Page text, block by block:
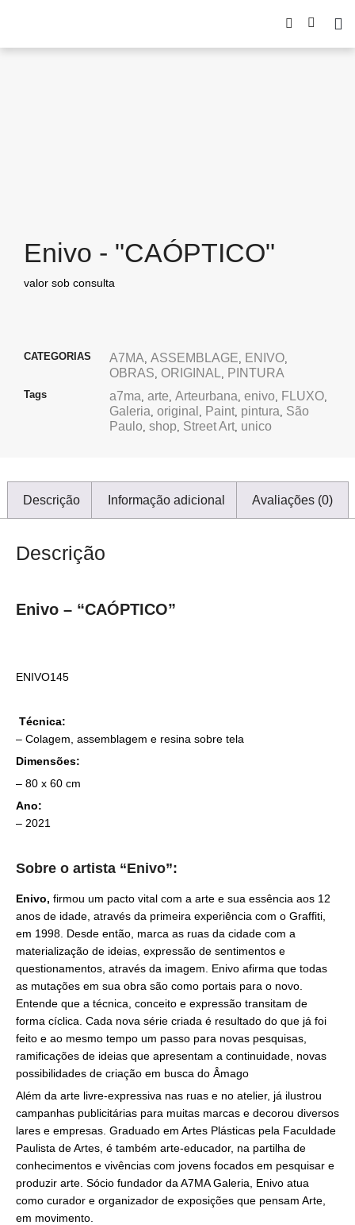
Enivo - "CAÓPTICO"
valor sob consulta
CATEGORIAS A7MA, ASSEMBLAGE, ENIVO,
OBRAS, ORIGINAL, PINTURA
Tags a7ma, arte, Arteurbana, enivo, FLUXO,
Galeria, original , Paint, pintura, São
Paulo, shop, Street Art, unico
Descrição Informação adicional Avaliações (0)
Descrição
Enivo – “CAÓPTICO”
ENIVO145
Técnica:
– Colagem, assemblagem e resina sobre tela
Dimensões:
– 80 x 60 cm
Ano:
– 2021
Sobre o artista “Enivo”:
Enivo, firmou um pacto vital com a arte e sua essência aos 12
anos de idade, através da primeira experiência com o Graffiti,
em 1998. Desde então, marca as ruas da cidade com a
materialização de ideias, expressão de sentimentos e
questionamentos, através da imagem. Enivo afirma que todas
as mutações em sua obra são como portais para o novo.
Entende que a técnica, conceito e expressão transitam de
forma cíclica. Cada nova série criada é resultado do que já foi
feito e ao mesmo tempo um passo para novas pesquisas,
ramificações de ideias que apresentam a continuidade, novas
possibilidades de criação em busca do Âmago
Além da arte livre-expressiva nas ruas e no atelier, já ilustrou
campanhas publicitárias para muitas marcas e decorou diversos
lares e empresas. Graduado em Artes Plásticas pela Faculdade
Paulista de Artes, é também arte-educador, na partilha de
conhecimentos e vivências com jovens focados em pesquisar e
produzir arte. Sócio fundador da A7MA Galeria, Enivo atua
como curador e organizador de exposições que pensam Arte,
em movimento.